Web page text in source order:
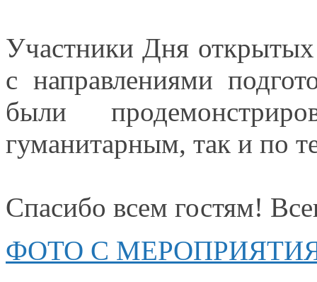
Участники Дня
с направлениями
были
гуманитарным, так и по
Спасибо всем гостям!
ФОТО С